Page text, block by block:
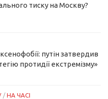
тиску на Москву?
путін затвердив
протидії екстремізму»
/ НА ЧАСІ